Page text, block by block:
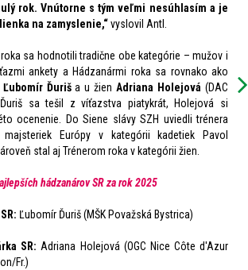
rok. Vnútorne s tým veľmi nesúhlasím a je
na zamyslenie,“vyslovil Antl.
sa hodnotili tradične obe kategórie – mužov i
ankety a Hádzanármi roka sa rovnako ako
Ľubomír Ďuriša u žienAdriana Holejová (DAC
Ďuriš sa tešil z víťazstva piatykrát, Holejová si
ocenenie. Do Siene slávy SZH uviedli trénera
majsteriek Európy v kategórii kadetiek Pavol
stal aj Trénerom roka v kategórii žien.
hádzanárov SR za rok 2025
Ľubomír Ďuriš (MŠK Považská Bystrica)
SR: Adriana Holejová (OGC Nice Côte d'Azur
Fr.)